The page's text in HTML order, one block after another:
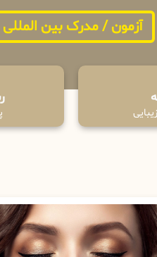
آزمون / مدرک بین المللی